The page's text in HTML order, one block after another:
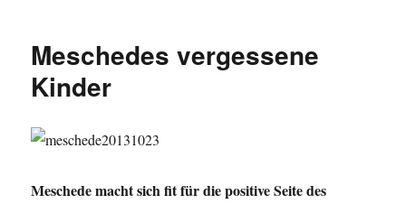
weiter?
der
„Weniger,
bunter
Meschedes vergessene
Kinder
Meschede macht sich fit für die positive Seite des